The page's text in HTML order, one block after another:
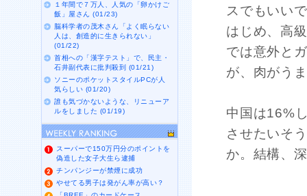
スでもいい
はじめ、高
では意外と
が、肉がう
中国は16%
させたいそ
か。結構、
１年間で７万人、人気の「卵かけご
飯」屋さん (01/23)
脳科学者の茂木さん「よく眠らない
人は、創造的に生きられない」
(01/22)
首相への「漢字テスト」で、民主・
石井副代表に批判殺到 (01/21)
ソニーのポケットスタイルPCが人
気らしい (01/20)
誰も気づかないような、リニューア
ルをしました (01/19)
スーパーで150万円分のポイントを
偽造した女子大生ら逮捕
チンパンジーが禁煙に成功
やせてる男子は発がん率が高い？